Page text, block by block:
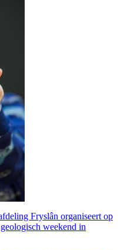
Fryslân organiseert op
weekend in